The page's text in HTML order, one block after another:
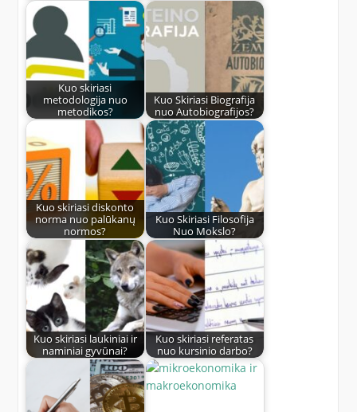
Kuo skiriasi
metodologija nuo
metodikos?
Kuo Skiriasi Biografija
nuo Autobiografijos?
Kuo skiriasi diskonto
norma nuo palūkanų
normos?
Kuo Skiriasi Filosofija
Nuo Mokslo?
Kuo skiriasi laukiniai ir
naminiai gyvūnai?
Kuo skiriasi referatas
nuo kursinio darbo?